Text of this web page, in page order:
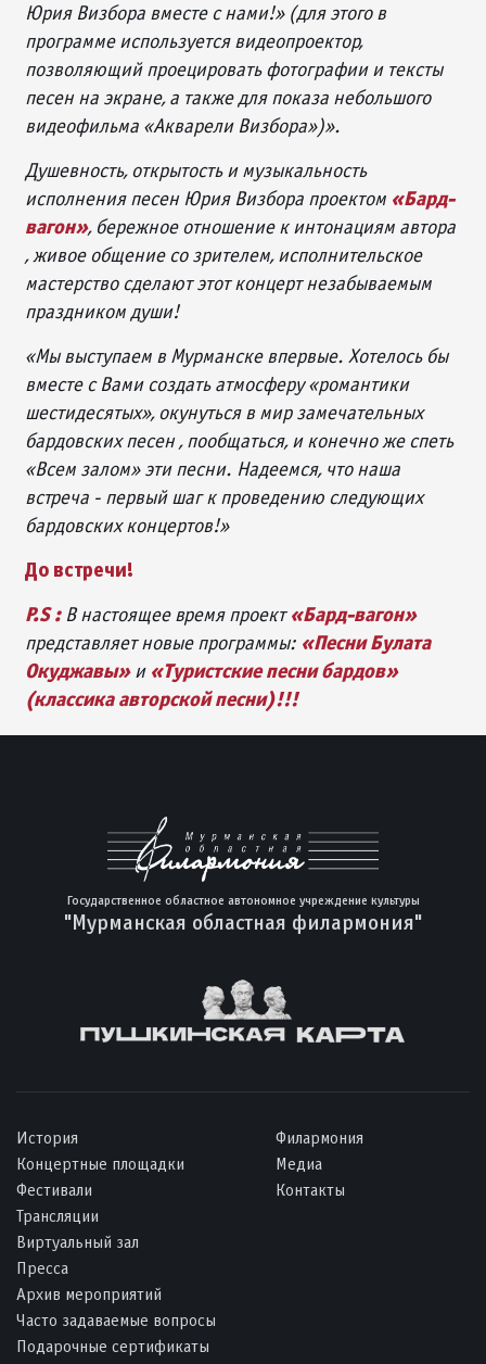
Юрия Визбора вместе с нами!» (для этого в
программе используется видеопроектор,
позволяющий проецировать фотографии и тексты
песен на экране, а также для показа небольшого
видеофильма «Акварели Визбора»)».
Душевность, открытость и музыкальность
исполнения песен Юрия Визбора проектом «Бард-
вагон», бережное отношение к интонациям автора
, живое общение со зрителем, исполнительское
мастерство сделают этот концерт незабываемым
праздником души!
«Мы выступаем в Мурманске впервые. Хотелось бы
вместе с Вами создать атмосферу «романтики
шестидесятых», окунуться в мир замечательных
бардовских песен , пообщаться, и конечно же спеть
«Всем залом» эти песни. Надеемся, что наша
встреча - первый шаг к проведению следующих
бардовских концертов!»
До встречи!
P.S : В настоящее время проект«Бард-вагон»
представляет новые программы: «Песни Булата
Окуджавы»и «Туристские песни бардов»
(классика авторской песни)!!!
Государственное областное автономное учреждение культуры
"Мурманская областная филармония"
История
Концертные площадки
Фестивали
Трансляции
Виртуальный зал
Пресса
Архив мероприятий
Часто задаваемые вопросы
Подарочные сертификаты
Филармония
Медиа
Контакты